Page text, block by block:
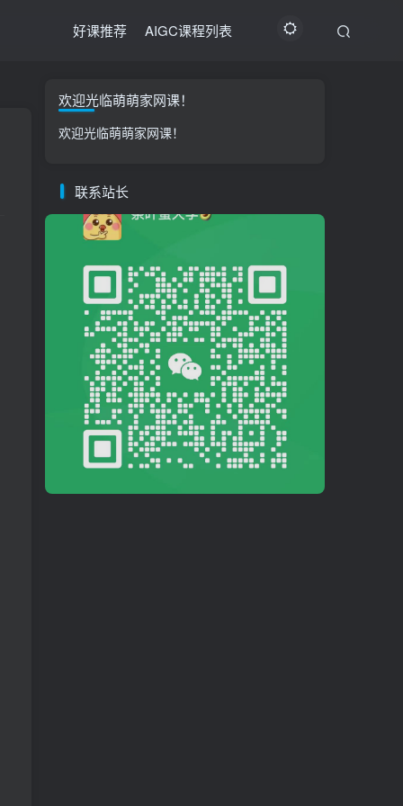
好课推荐 AIGC课程列表
欢迎光临萌萌家网课！
欢迎光临萌萌家网课！
联系站长